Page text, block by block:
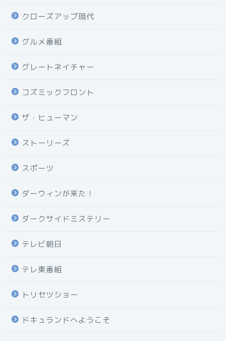
クローズアップ現代
グルメ番組
グレートネイチャー
コズミックフロント
ザ・ヒューマン
ストーリーズ
スポーツ
ダーウィンが来た！
ダークサイドミステリー
テレビ朝日
テレ東番組
トリセツショー
ドキュランドへようこそ